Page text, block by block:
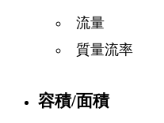
流量
質量流率
容積/面積